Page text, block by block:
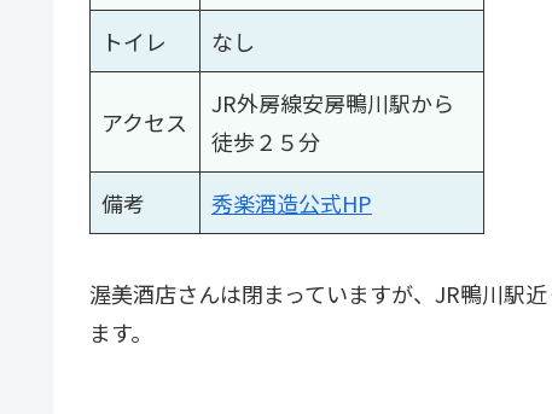
トイレ
なし
アクセス
JR外房線安房鴨川駅から
徒歩２５分
備考
秀楽酒造公式HP
渥美酒店さんは閉まっていますが、JR鴨川駅
ます。